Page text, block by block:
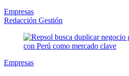
Empresas
Redacción Gestión
Empresas